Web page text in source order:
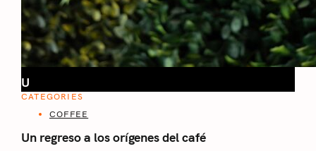
U
CATEGORIES
COFFEE
Un regreso a los orígenes del café